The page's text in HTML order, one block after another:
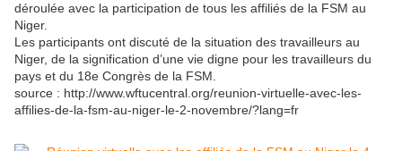
déroulée avec la participation de tous les affiliés de la FSM au
Niger.
Les participants ont discuté de la situation des travailleurs au
Niger, de la signification d’une vie digne pour les travailleurs du
pays et du 18e Congrès de la FSM.
source : http://www.wftucentral.org/reunion-virtuelle-avec-les-
affilies-de-la-fsm-au-niger-le-2-novembre/?lang=fr